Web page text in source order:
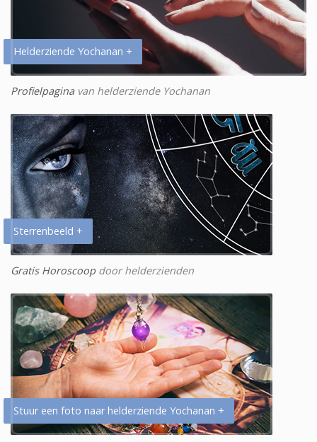
Helderziende Yochanan +
Profielpaginavan helderziende Yochanan
Sterrenbeeld +
Gratis Horoscoopdoor helderzienden
Stuur een foto naar helderziende Yochanan +